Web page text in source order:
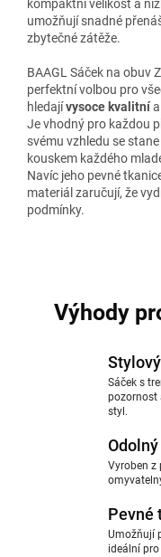
kompaktní velikost a
umožňují snadné
zbytečné zátěže.
BAAGL Sáček na obuv
perfektní volbou pro
hledajívysoce kvalitnía
Je vhodný pro každou
svému vzhledu se
kouskem každého
Navíc jeho pevné
materiál zaručují, že
podmínky.
Výhody
Sáček s
pozornost
styl.
Vyroben z
Pevné
Umožňují
ideální